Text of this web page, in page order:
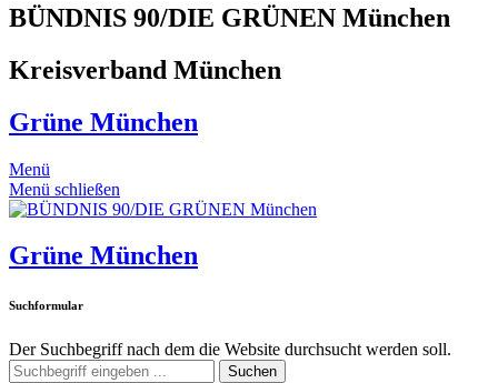
BÜNDNIS 90/DIE GRÜNEN München
Kreisverband München
Grüne München
Menü
Menü schließen
Grüne München
Suchformular
Der Suchbegriff nach dem die Website durchsucht werden soll.
Suchen